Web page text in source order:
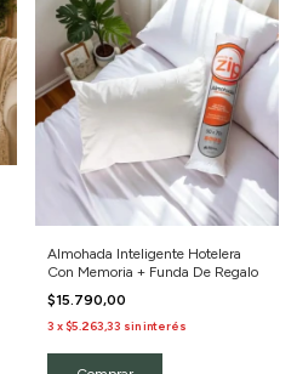
Almohada Inteligente Hotelera
Con Memoria + Funda De Regalo
$15.790,00
3 x$5.263,33 sin interés